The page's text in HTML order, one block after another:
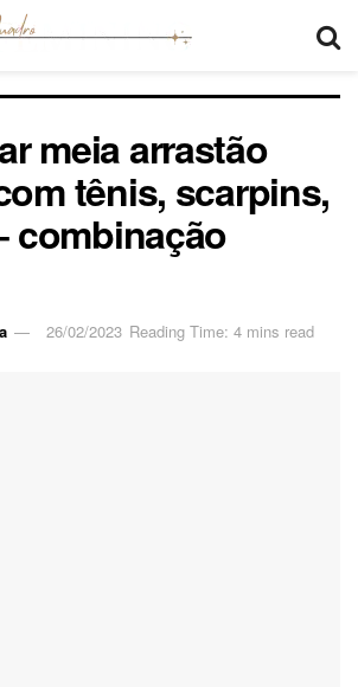
meia arrastão
tênis, scarpins,
combinação
26/02/2023 Reading Time: 4 mins read